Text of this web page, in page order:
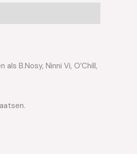
B.Nosy, Ninni Vi, O’Chill,